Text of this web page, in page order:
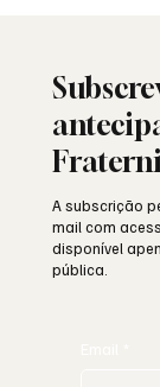
A subscrição
mail com
disponível
pública.